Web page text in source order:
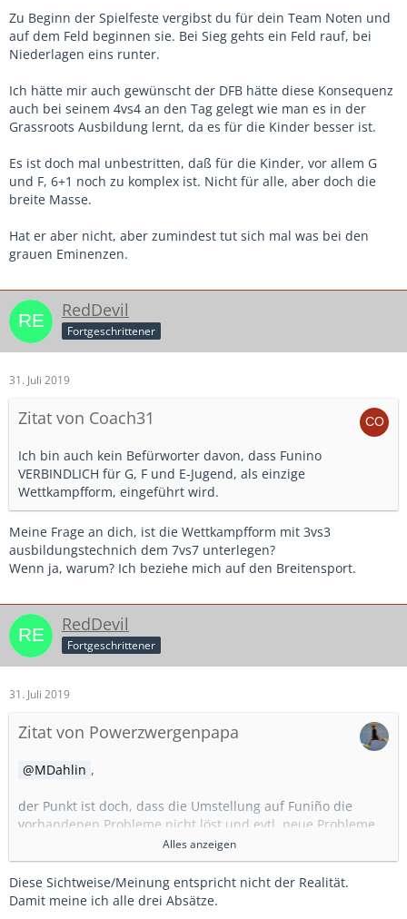
Zu Beginn der Spielfeste vergibst du für dein Team Noten und
auf dem Feld beginnen sie. Bei Sieg gehts ein Feld rauf, bei
Niederlagen eins runter.
Ich hätte mir auch gewünscht der DFB hätte diese Konsequenz
auch bei seinem 4vs4 an den Tag gelegt wie man es in der
Grassroots Ausbildung lernt, da es für die Kinder besser ist.
Es ist doch mal unbestritten, daß für die Kinder, vor allem G
und F, 6+1 noch zu komplex ist. Nicht für alle, aber doch die
breite Masse.
Hat er aber nicht, aber zumindest tut sich mal was bei den
grauen Eminenzen.
RedDevil
Fortgeschrittener
31. Juli 2019
Zitat von Coach31
Ich bin auch kein Befürworter davon, dass Funino
VERBINDLICH für G, F und E-Jugend, als einzige
Wettkampfform, eingeführt wird.
Meine Frage an dich, ist die Wettkampfform mit 3vs3
ausbildungstechnich dem 7vs7 unterlegen?
Wenn ja, warum? Ich beziehe mich auf den Breitensport.
RedDevil
Fortgeschrittener
31. Juli 2019
Zitat von Powerzwergenpapa
MDahlin ,
der Punkt ist doch, dass die Umstellung auf Funiño die
vorhandenen Probleme nicht löst und evtl. neue Probleme
Funiño hat aus meiner Sicht einen Vorteil, das habe ich hier
auch schon oft angesprochen: es vereinfacht die
Alles anzeigen
Diese Sichtweise/Meinung entspricht nicht der Realität.
Damit meine ich alle drei Absätze.